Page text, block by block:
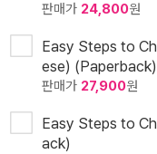
판매가 24,800원
Easy Steps to
ese) (Paperback)
판매가 27,900원
Easy Steps to
ack)